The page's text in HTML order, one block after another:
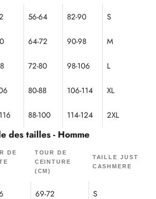
56-64 82-90 S
64-72 90-98 M
72-80 98-106 L
80-88 106-114 XL
88-100 114-124 2XL
des tailles - Homme
DE
TOUR DE
CEINTURE
(CM)
TAILLE JUST
CASHMERE
69-72 S